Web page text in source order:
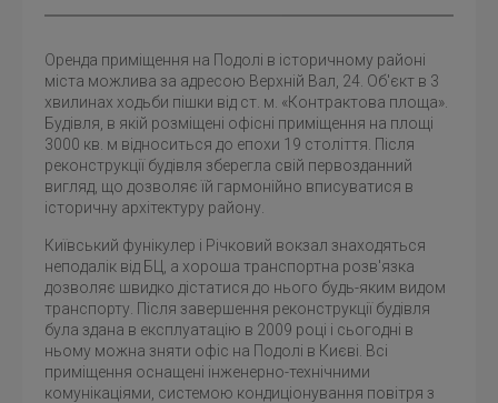
Оренда приміщення на Подолі в історичному районі
міста можлива за адресою Верхній Вал, 24. Об'єкт в 3
хвилинах ходьби пішки від ст. м. «Контрактова площа».
Будівля, в якій розміщені офісні приміщення на площі
3000 кв. м відноситься до епохи 19 століття. Після
реконструкції будівля зберегла свій первозданний
вигляд, що дозволяє їй гармонійно вписуватися в
історичну архітектуру району.
Київський фунікулер і Річковий вокзал знаходяться
неподалік від БЦ, а хороша транспортна розв'язка
дозволяє швидко дістатися до нього будь-яким видом
транспорту. Після завершення реконструкції будівля
була здана в експлуатацію в 2009 році і сьогодні в
ньому можна зняти офіс на Подолі в Києві. Всі
приміщення оснащені інженерно-технічними
комунікаціями, системою кондиціонування повітря з